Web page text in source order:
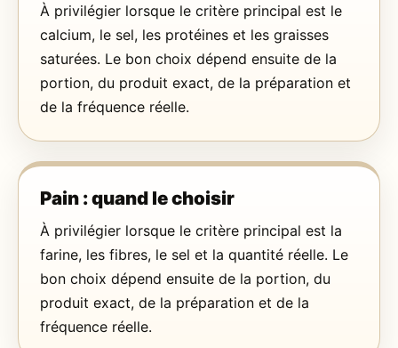
À privilégier lorsque le critère principal est le
calcium, le sel, les protéines et les graisses
saturées. Le bon choix dépend ensuite de la
portion, du produit exact, de la préparation et
de la fréquence réelle.
Pain : quand le choisir
À privilégier lorsque le critère principal est la
farine, les fibres, le sel et la quantité réelle. Le
bon choix dépend ensuite de la portion, du
produit exact, de la préparation et de la
fréquence réelle.